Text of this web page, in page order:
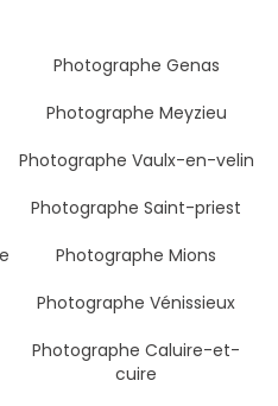
Photographe Genas
Photographe Meyzieu
Photographe Vaulx-en-velin
Photographe Saint-priest
Photographe Mions
Photographe Vénissieux
Photographe Caluire-et-
cuire